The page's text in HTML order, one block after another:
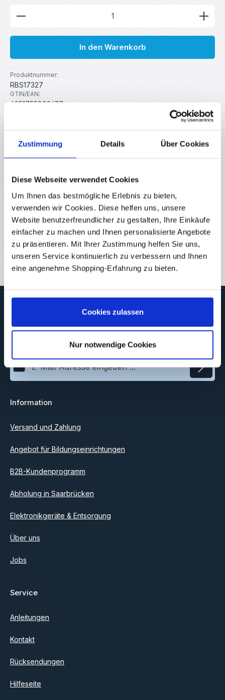
Zustimmung Details Über Cookies
Diese Webseite verwendet Cookies
Um Ihnen das bestmögliche Erlebnis zu bieten,
verwenden wir Cookies. Diese helfen uns, unsere
Website benutzerfreundlicher zu gestalten, Ihre Einkäufe
einfacher zu machen und Ihnen personalisierte Angebote
zu präsentieren. Mit Ihrer Zustimmung helfen Sie uns,
unseren Service kontinuierlich zu verbessern und Ihnen
eine angenehme Shopping-Erfahrung zu bieten.
Cookies zulassen
Nur notwendige Cookies
Produkt Anzahl: Gib den gewünschten Wert ein
In den Warenkorb
Produktnummer:
RBS17327
GTIN/EAN:
4251755809677
Beschreibung
verbinden. Mit seiner 3 zu 6 Draht-Split-Funktion
ermöglicht…Mehr
Eigenschaften
Downloads
Bewertungen
Newsletter
Newsletter, um rechtzeitig über neue Produkte und Angebote
E-Mail-Adresse*
Ich habe dieDatenschutzbestimmungen
einverstanden.
Information
Versand und Zahlung
Angebot für Bildungseinrichtungen
B2B-Kundenprogramm
Abholung in Saarbrücken
Elektronikgeräte & Entsorgung
Über uns
Jobs
Service
Anleitungen
Kontakt
Rücksendungen
Hilfeseite